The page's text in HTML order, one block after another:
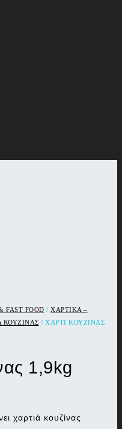
FOOD / ΧΑΡΤΙΚΑ –
ΚΟΥΖΙΝΑΣ / ΧΑΡΤΊ KΟΥΖΊΝΑΣ
1,9kg
χαρτιά κουζίνας